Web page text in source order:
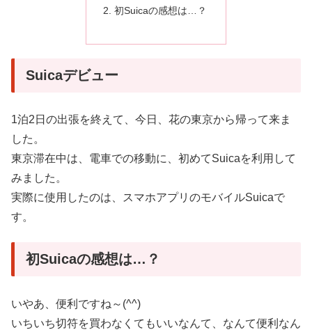
初Suicaの感想は…？
Suicaデビュー
1泊2日の出張を終えて、今日、花の東京から帰って来ま
した。
東京滞在中は、電車での移動に、初めてSuicaを利用して
みました。
実際に使用したのは、スマホアプリのモバイルSuicaで
す。
初Suicaの感想は…？
いやあ、便利ですね～(^^)
いちいち切符を買わなくてもいいなんて、なんて便利なん